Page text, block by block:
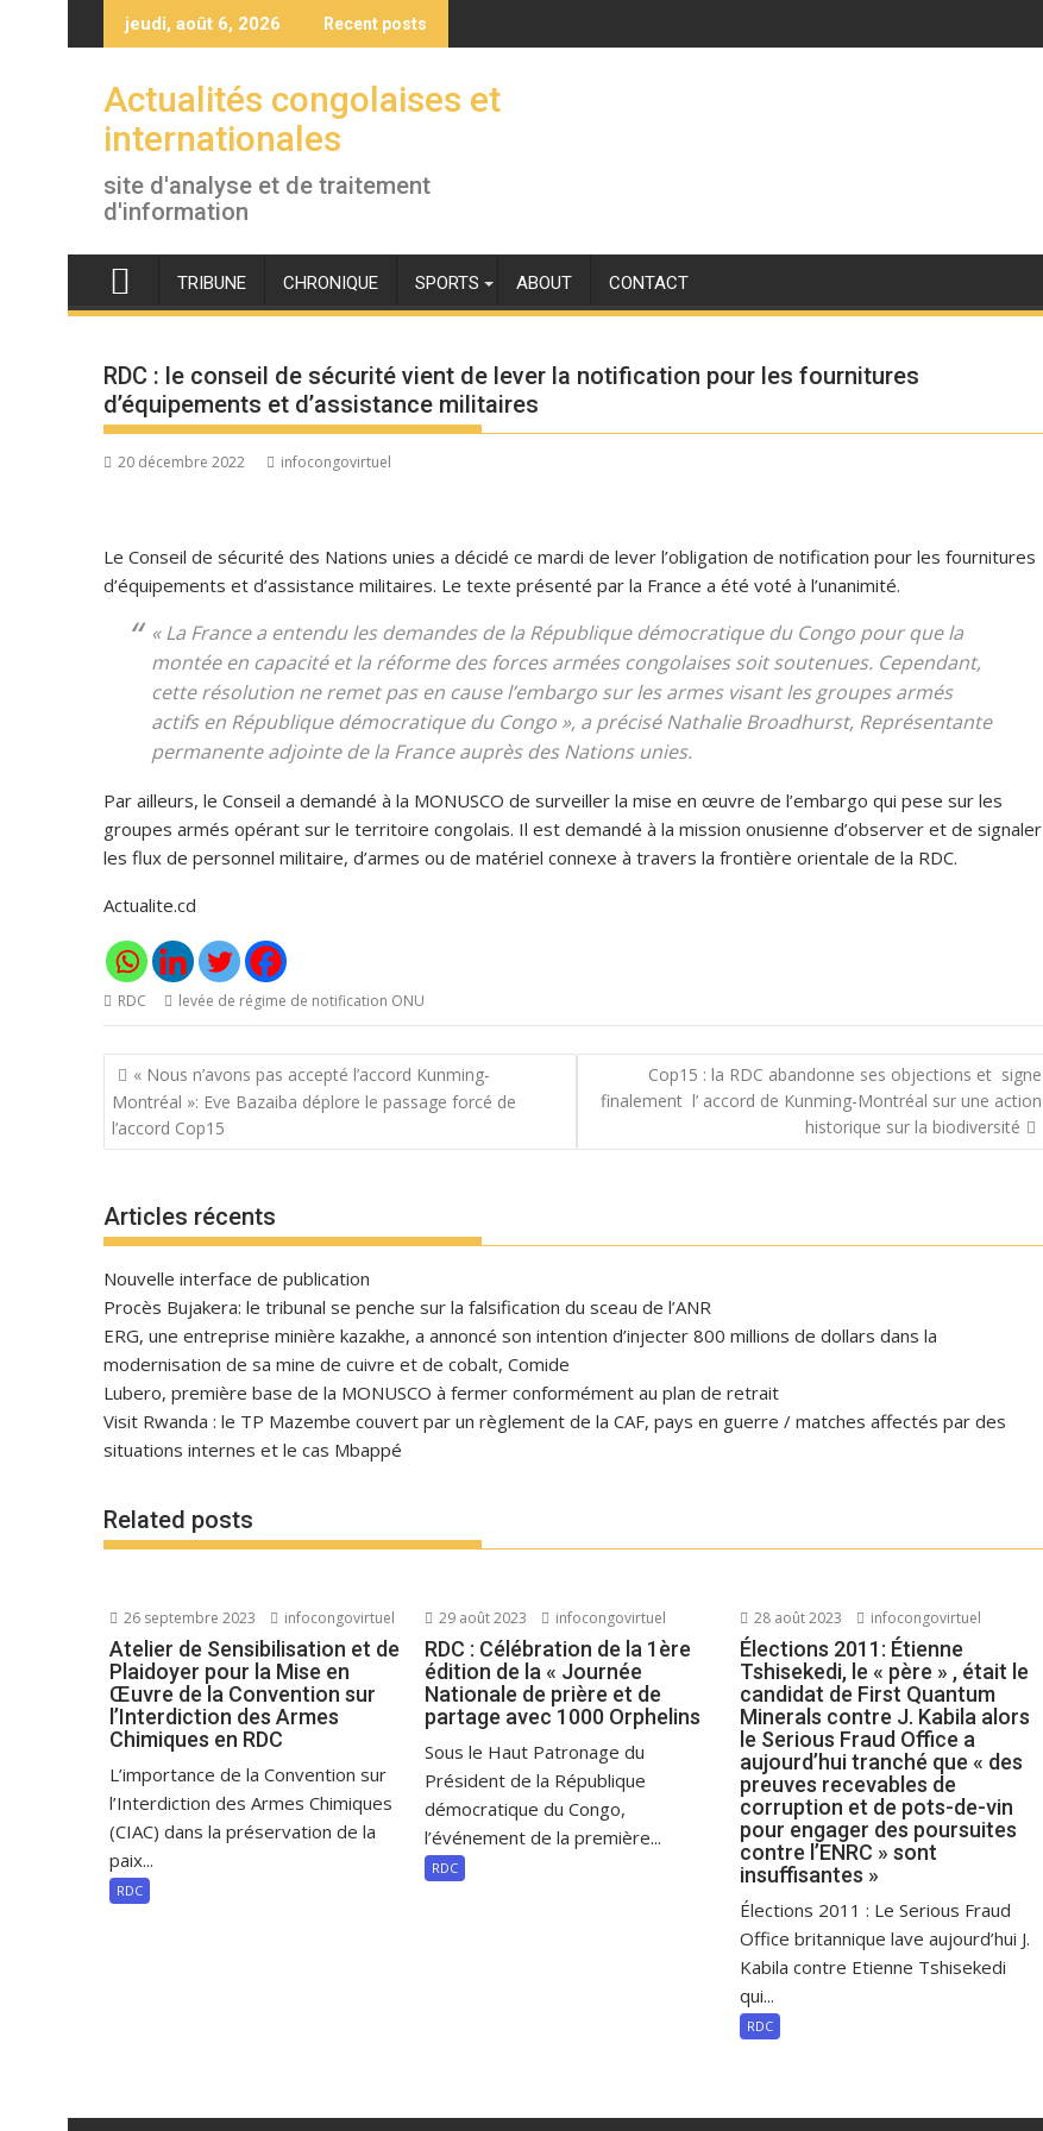
to
jeudi, août 6, 2026 Recent posts
Actualités congolaises et
internationales
site d'analyse et de traitement
d'information
TRIBUNE CHRONIQUE SPORTS ABOUT CONTACT
RDC : le conseil de sécurité vient de lever la notification pour les fournitures
d’équipements et d’assistance militaires
20 décembre 2022 infocongovirtuel
Le Conseil de sécurité des Nations unies a décidé ce mardi de lever l’obligation de notification pour les fournitures
d’équipements et d’assistance militaires. Le texte présenté par la France a été voté à l’unanimité.
« La France a entendu les demandes de la République démocratique du Congo pour que la
montée en capacité et la réforme des forces armées congolaises soit soutenues. Cependant,
cette résolution ne remet pas en cause l’embargo sur les armes visant les groupes armés
actifs en République démocratique du Congo », a précisé Nathalie Broadhurst, Représentante
permanente adjointe de la France auprès des Nations unies.
Par ailleurs, le Conseil a demandé à la MONUSCO de surveiller la mise en œuvre de l’embargo qui pese sur les
groupes armés opérant sur le territoire congolais. Il est demandé à la mission onusienne d’observer et de signaler
les flux de personnel militaire, d’armes ou de matériel connexe à travers la frontière orientale de la RDC.
Actualite.cd
RDC levée de régime de notification ONU
Navigation
de
l’article
« Nous n’avons pas accepté l’accord Kunming-
Montréal »: Eve Bazaiba déplore le passage forcé de
l’accord Cop15
Cop15 : la RDC abandonne ses objections et signe
finalement l’ accord de Kunming-Montréal sur une action
historique sur la biodiversité
Articles récents
Nouvelle interface de publication
Procès Bujakera: le tribunal se penche sur la falsification du sceau de l’ANR
ERG, une entreprise minière kazakhe, a annoncé son intention d’injecter 800 millions de dollars dans la
modernisation de sa mine de cuivre et de cobalt, Comide
Lubero, première base de la MONUSCO à fermer conformément au plan de retrait
Visit Rwanda : le TP Mazembe couvert par un règlement de la CAF, pays en guerre / matches affectés par des
situations internes et le cas Mbappé
Related posts
26 septembre 2023 infocongovirtuel
Atelier de Sensibilisation et de
Plaidoyer pour la Mise en
Œuvre de la Convention sur
l’Interdiction des Armes
Chimiques en RDC
L’importance de la Convention sur
l’Interdiction des Armes Chimiques
(CIAC) dans la préservation de la
paix...
RDC
29 août 2023 infocongovirtuel
RDC : Célébration de la 1ère
édition de la « Journée
Nationale de prière et de
partage avec 1000 Orphelins
Sous le Haut Patronage du
Président de la République
démocratique du Congo,
l’événement de la première...
RDC
28 août 2023 infocongovirtuel
Élections 2011: Étienne
Tshisekedi, le « père » , était le
candidat de First Quantum
Minerals contre J. Kabila alors
le Serious Fraud Office a
aujourd’hui tranché que « des
preuves recevables de
corruption et de pots-de-vin
pour engager des poursuites
contre l’ENRC » sont
insuffisantes »
Élections 2011 : Le Serious Fraud
Office britannique lave aujourd’hui J.
Kabila contre Etienne Tshisekedi
qui...
RDC